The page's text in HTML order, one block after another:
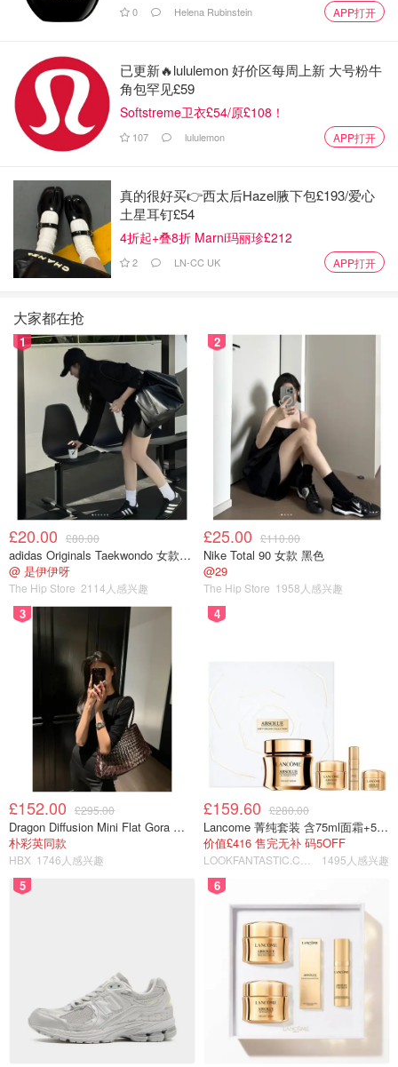
0 Helena Rubinstein APP打开
已更新🔥lululemon 好价区每周上新 大号粉牛
角包罕见£59
Softstreme卫衣£54/原£108！
107 lululemon APP打开
真的很好买👉西太后Hazel腋下包£193/爱心
土星耳钉£54
4折起+叠8折 Marni玛丽珍£212
2 LN-CC UK APP打开
大家都在抢
1
£20.00 £80.00
adidas Originals Taekwondo 女款黑色运动鞋
@ 是伊伊呀
The Hip Store 2114人感兴趣
2
£25.00 £110.00
Nike Total 90 女款 黑色
@29
The Hip Store 1958人感兴趣
3
£152.00 £295.00
Dragon Diffusion Mini Flat Gora 深棕色手提包
朴彩英同款
HBX 1746人感兴趣
4
£159.60 £280.00
Lancome 菁纯套装 含75ml面霜+5ml精华+5ml眼霜
价值£416 售完无补 码5OFF
1495人感兴趣
5 6